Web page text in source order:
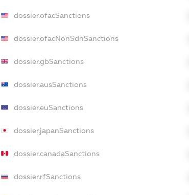
dossier.ofacSanctions
dossier.ofacNonSdnSanctions
dossier.gbSanctions
dossier.ausSanctions
dossier.euSanctions
dossier.japanSanctions
dossier.canadaSanctions
dossier.rfSanctions